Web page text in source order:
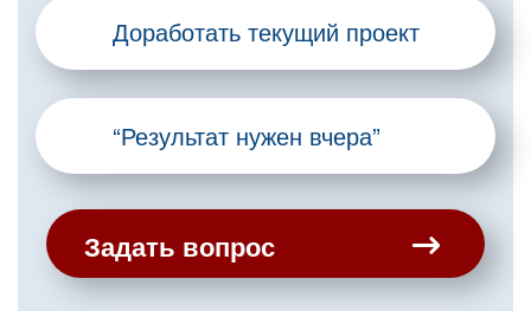
Доработать текущий проект
“Результат нужен вчера”
Задать вопрос